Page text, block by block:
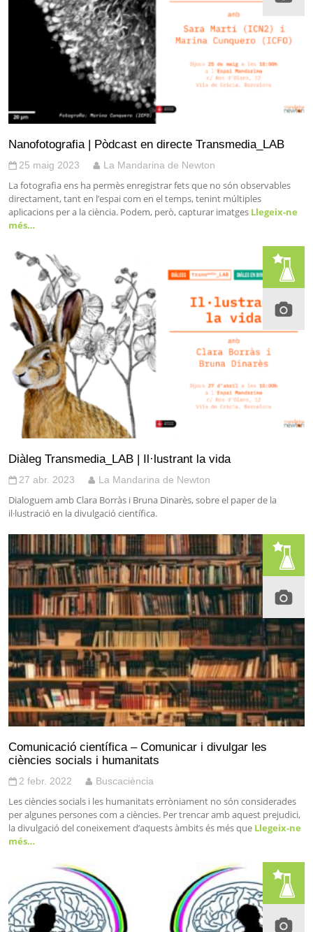
Nanofotografia | Pòdcast en directe Transmedia_LAB
25 maig 2023 La Mandarina de Newton
La fotografia ens ha permès enregistrar fets que no són observables
directament, tant en l’espai com en el temps, tenint múltiples
aplicacions per a la ciència. Podem, però, capturar imatges Llegeix-ne
més…
Diàleg Transmedia_LAB | Il·lustrant la vida
27 abr. 2023 La Mandarina de Newton
Dialoguem amb Clara Borràs i Bruna Dinarès, sobre el paper de la
il·lustració en la divulgació científica.
Comunicació científica – Comunicar i divulgar les
ciències socials i humanitats
2 febr. 2022 Buscaciència
Les ciències socials i les humanitats erròniament no són considerades
per algunes persones com a ciències. Per trencar amb aquest prejudici,
la divulgació del coneixement d’aquests àmbits és més que Llegeix-ne
més…